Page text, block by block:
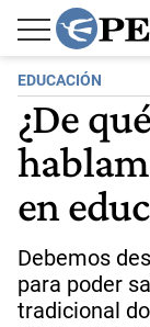
EDUCACIÓN
¿De
en
Debemos
para poder
tradicional